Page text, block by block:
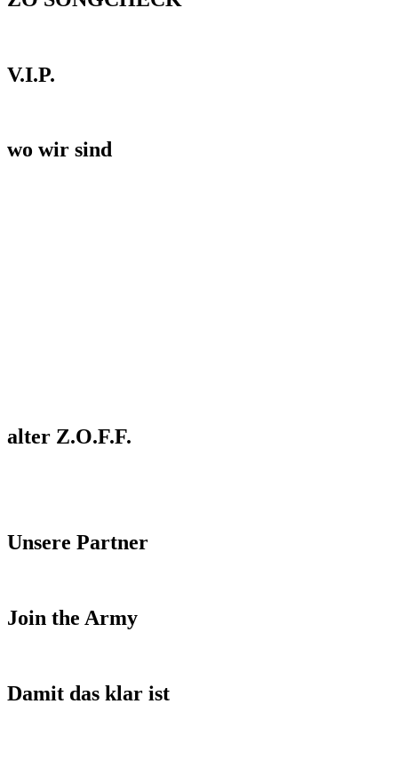
V.I.P.
wo wir sind
alter Z.O.F.F.
Unsere Partner
Join the Army
Damit das klar ist